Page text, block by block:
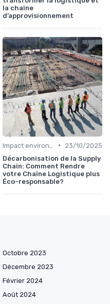
la chaîne
d’approvisionnement
•
23/10/2025
Décarbonisation de la Supply
Chain: Comment Rendre
votre Chaîne Logistique plus
Éco-responsable?
Octobre 2023
Décembre 2023
Février 2024
Août 2024